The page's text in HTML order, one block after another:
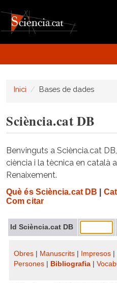
Inici Bases de dades
Sciència.cat DB
Benvinguts a Sciència.cat
ciència i la tècnica en català
Renaixement.
Què és Sciència.cat DB
Com citar
Id Sciència.cat DB
Obres Manuscrits Impresos
Persones
Bibliografia